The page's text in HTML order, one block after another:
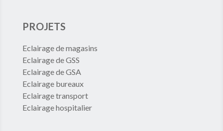
PROJETS
Eclairage de magasins
Eclairage de GSS
Eclairage de GSA
Eclairage bureaux
Eclairage transport
Eclairage hospitalier